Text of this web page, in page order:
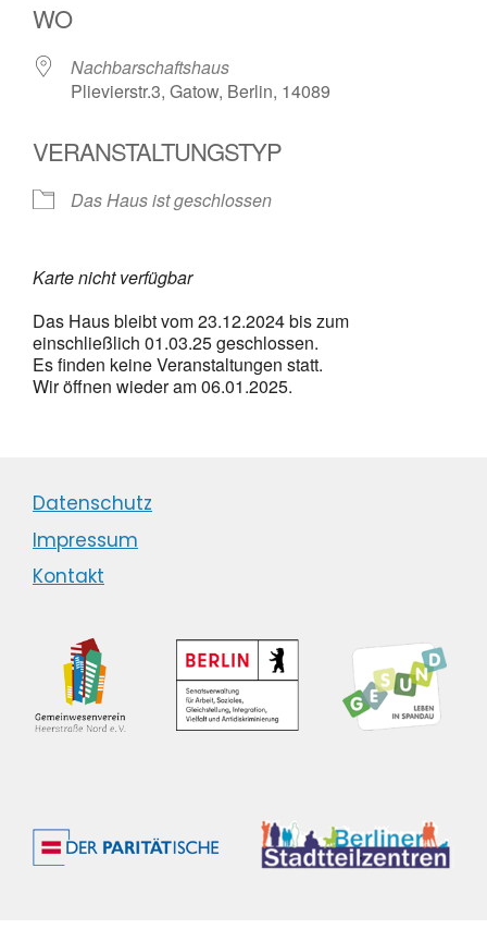
WO
Nachbarschaftshaus
Plievierstr.3, Gatow, Berlin, 14089
VERANSTALTUNGSTYP
Das Haus ist geschlossen
Karte nicht verfügbar
Das Haus bleibt vom 23.12.2024 bis zum
einschließlich 01.03.25 geschlossen.
Es finden keine Veranstaltungen statt.
Wir öffnen wieder am 06.01.2025.
Datenschutz
Impressum
Kontakt